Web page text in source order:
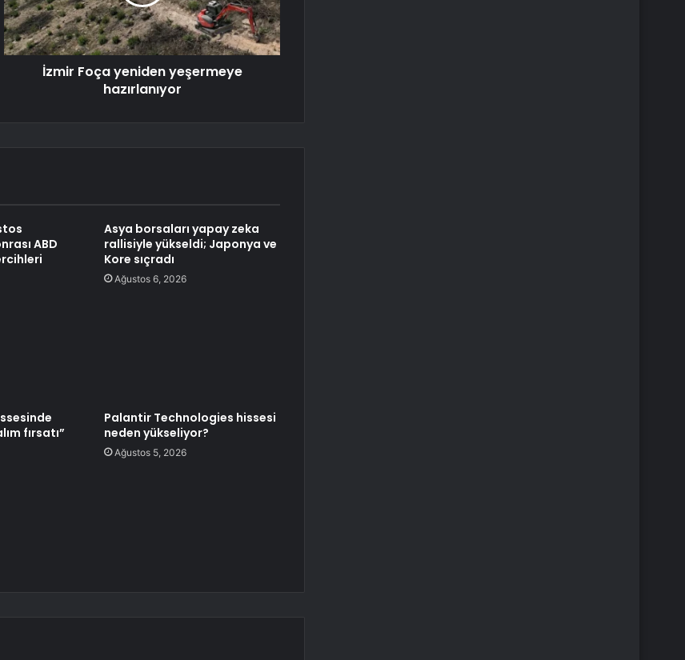
İzmir Foça yeniden yeşermeye
hazırlanıyor
ABD
Asya borsaları yapay zeka
rallisiyle yükseldi; Japonya ve
Kore sıçradı
Ağustos 6, 2026
fırsatı”
Palantir Technologies hissesi
neden yükseliyor?
Ağustos 5, 2026